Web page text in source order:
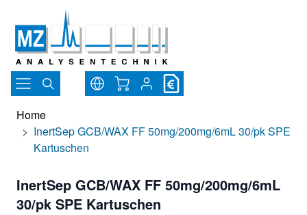
Direkt zum Inhalt
Warenkorb
Home
> InertSep GCB/WAX FF 50mg/200mg/6mL 30/pk SPE
Kartuschen
InertSep GCB/WAX FF 50mg/200mg/6mL
30/pk SPE Kartuschen